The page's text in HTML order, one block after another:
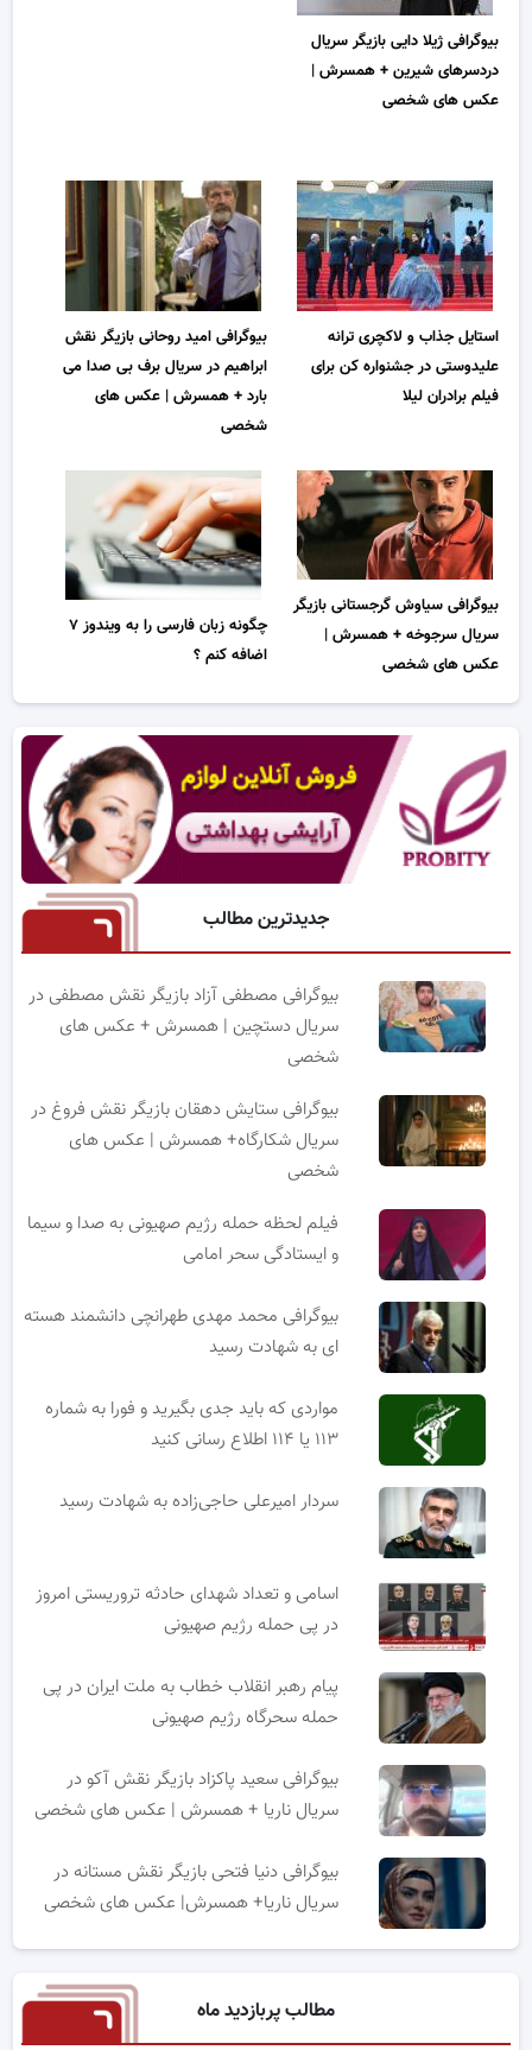
بیوگرافی ژیلا دایی بازیگر سریال
دردسرهای شیرین + همسرش |
عکس های شخصی
استایل جذاب و لاکچری ترانه
علیدوستی در جشنواره کن برای
فیلم برادران لیلا
بیوگرافی امید روحانی بازیگر نقش
ابراهیم در سریال برف بی صدا می
بارد + همسرش | عکس های
شخصی
بیوگرافی سیاوش گرجستانی بازیگر
سریال سرجوخه + همسرش |
عکس های شخصی
چگونه زبان فارسی را به ویندوز ۷
اضافه کنم ؟
جدیدترین مطالب
بیوگرافی مصطفی آزاد بازیگر نقش مصطفی در
سریال دستچین | همسرش + عکس های
شخصی
بیوگرافی ستایش دهقان بازیگر نقش فروغ در
سریال شکارگاه+ همسرش | عکس های
شخصی
فیلم لحظه حمله رژیم صهیونی به صدا و سیما
و ایستادگی سحر امامی
بیوگرافی محمد مهدی طهرانچی دانشمند هسته
ای به شهادت رسید
مواردی که باید جدی بگیرید و فورا به شماره
۱۱۳ یا ۱۱۴ اطلاع رسانی کنید
سردار امیرعلی حاجی‌زاده به شهادت رسید
اسامی و تعداد شهدای حادثه تروریستی امروز
در پی حمله رژیم صهیونی
پیام رهبر انقلاب خطاب به ملت ایران در پی
حمله سحرگاه رژیم صهیونی
بیوگرافی سعید پاکزاد بازیگر نقش آکو در
سریال ناریا + همسرش | عکس های شخصی
بیوگرافی دنیا فتحی بازیگر نقش مستانه در
سریال ناریا+ همسرش| عکس های شخصی
مطالب پربازدید ماه